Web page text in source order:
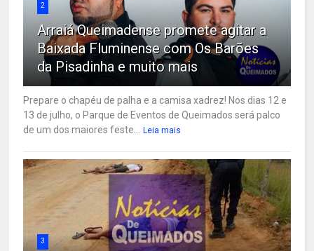
2
Arraiá Queimadense promete agitar a
Baixada Fluminense com Os Barões
da Pisadinha e muito mais
Prepare o chapéu de palha e a camisa xadrez! Nos dias 12 e
13 de julho, o Parque de Eventos de Queimados será palco
de um dos maiores feste...
Leia mais
3